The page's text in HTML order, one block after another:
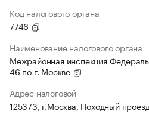
Код налогового органа
7746
Наименование налогового органа
Межрайонная инспекция
46 по г. Москве
Адрес налоговой
125373, г.Москва, Походный